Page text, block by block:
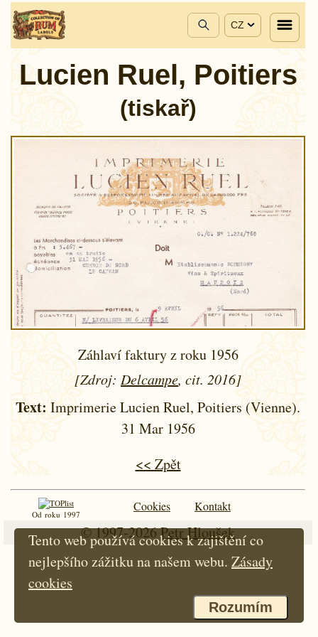
CZ
Lucien Ruel, Poitiers
(tiskař)
Záhlaví faktury z roku 1956
[Zdroj: Delcampe, cit. 2016]
Text: Imprimerie Lucien Ruel, Poitiers (Vienne).
31 Mar 1956
<< Zpět
Od roku 1997
Cookies Kontakt
© 1997-2026Petr Hloušek
Tento web používá cookies k zajištění co
nejlepšího zážitku na našem webu. Zásady
cookies
Rozumím